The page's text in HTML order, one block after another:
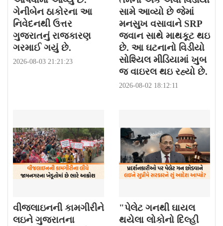
ગેનીબેન ઠાકોરના આ
નિવેદનથી ઉત્તર
ગુજરાતનું રાજકારણ
ગરમાઈ ગયું છે.
2026-08-03 21:21:23
સામે આવ્યો છે જેમાં
મનસુખ વસાવાને SRP
જવાન સાથે માથકૂટ થઇ
છે. આ ઘટનાનો વિડીયો
સોશ્યિલ મીડિયામાં ખુબ
જ વાઇરલ થઇ રહ્યો છે.
2026-08-02 18:12:11
વીજલાઇનની કામગીરીને
લઇને ગુજરાતના
"પેલેટ ગનથી ઘાયલ
થયેલા લોકોનો દિલ્હી